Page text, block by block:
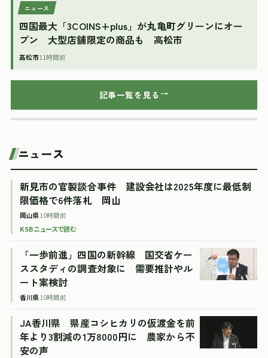
ニュース
四国最大「3COINS+plus」が丸亀町グリーンにオー
プン 大型店舗限定の商品も 高松市
高松市11時間前
記事一覧を見る
ニュース
新見市の官製談合事件 建設会社は2025年度に最低制
限価格で6件落札 岡山
岡山県10時間前
KSBニュースで読む
「一歩前進」四国の新幹線 国交省ケー
ススタディの調査対象に 需要推計やル
ート案検討
香川県10時間前
JA香川県 県産コシヒカリの仮渡金を前
年より3割減の1万8000円に 農家から不
安の声